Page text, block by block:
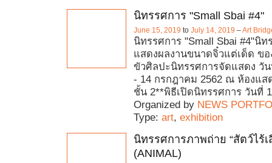
นิทรรศการ "Small Sbai #4"
June 15, 2019 to July 14, 2019 –Art
นิทรรศการ "Small Sbai #4"นิท
แสดงผลงานขนาดจิ๋วแต่เด็ด ข
ขัวศิลปะนิทรรศการจัดแสดง วั
- 14 กรกฎาคม 2562 ณ ห้องแส
ชั้น 2**พิธีเปิดนิทรรศการ วันที่
Organized by NEWS
Type: art, exhibition
นิทรรศการภาพถ่าย “สัตว์ไร้เ
(ANIMAL)